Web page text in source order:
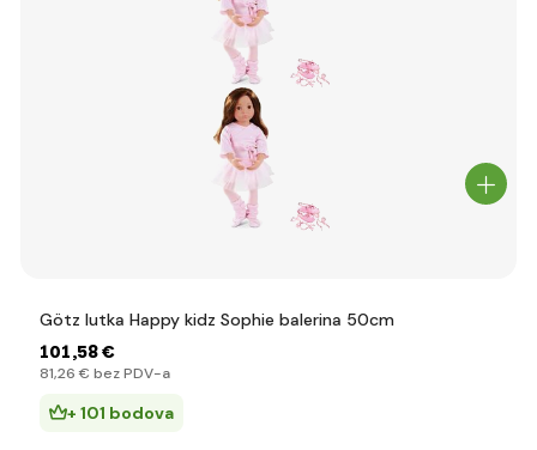
Götz lutka Happy kidz Sophie balerina 50cm
101,58 €
81,26 € bez PDV-a
+ 101 bodova